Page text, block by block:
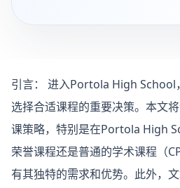
引言：
进入Portola High School
选择合适课程的重要决策。本文
课策略，特别是在Portola High
荣誉课程还是普通的学术课程（
有其独特的需求和优势。此外，